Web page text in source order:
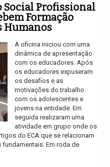
Social Profissional
Formação
Humanos
A oficina iniciou com uma
dinâmica de apresentação
com os educadores. Após
os educadores expuseram
os desafios e as
motivações do trabalho
com os adolescentes e
jovens na entidade. Em
seguida realizaram uma
atividade em grupo onde os
do ECA que se relacionam
Em roda de